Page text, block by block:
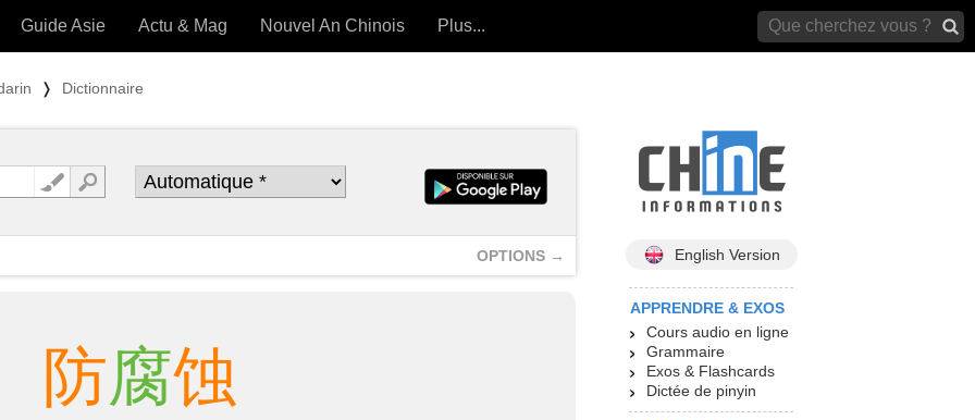
OUTILS) »
Guide Asie Actu & Mag Nouvel An Chinois Plus...
❭ Dictionnaire
OPTIONS →
防腐蚀
English Version
APPRENDRE & EXOS
Cours audio en ligne
Grammaire
Exos & Flashcards
Dictée de pinyin